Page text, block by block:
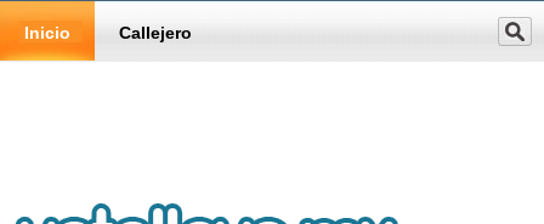
Inicio Callejero